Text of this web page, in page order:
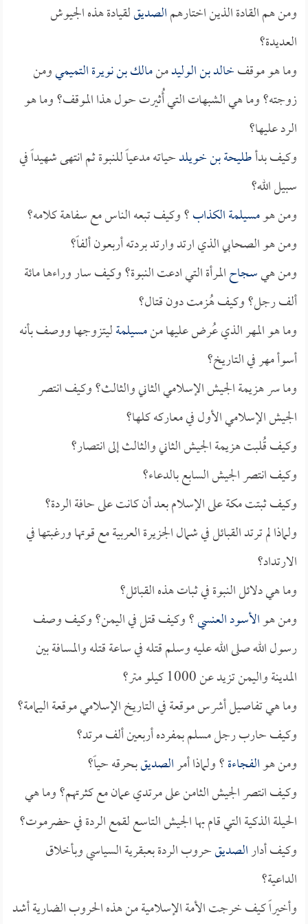
ومن هم القادة الذين اختارهمالصديقلقيادة هذه الجيوش
العديدة؟
وما هو موقفخالد بن الوليدمنمالك بن نويرة التميميومن
زوجته؟ وما هي الشبهات التي أُثيرت حول هذا الموقف؟ وما هو
الرد عليها؟
وكيف بدأطليحة بن خويلدحياته مدعياً للنبوة ثم انتهى شهيداً في
سبيل الله؟
ومن هومسيلمة الكذاب؟ وكيف تبعه الناس مع سفاهة كلامه؟
ومن هو الصحابي الذي ارتد وارتد بردته أربعون ألفاً؟
ومن هيسجاحالمرأة التي ادعت النبوة؟ وكيف سار وراءها مائة
ألف رجل؟ وكيف هُزمت دون قتال؟
وما هو المهر الذي عُرض عليها منمسيلمةليتزوجها ووصف بأنه
أسوأ مهر في التاريخ؟
وما سر هزيمة الجيش الإسلامي الثاني والثالث؟ وكيف انتصر
الجيش الإسلامي الأول في معاركه كلها؟
وكيف قُلبت هزيمة الجيش الثاني والثالث إلى انتصار؟
وكيف انتصر الجيش السابع بالدعاء؟
وكيف ثبتت مكة على الإسلام بعد أن كانت على حافة الردة؟
ولماذا لم ترتد القبائل في شمال الجزيرة العربية مع قوتها ورغبتها في
الارتداد؟
وما هي دلائل النبوة في ثبات هذه القبائل؟
ومن هوالأسود العنسي؟ وكيف قتل في اليمن؟ وكيف وصف
رسول الله صلى الله عليه وسلم قتله في ساعة قتله والمسافة بين
المدينة واليمن تزيد عن 1000 كيلو متر؟
وما هي تفاصيل أشرس موقعة في التاريخ الإسلامي موقعة اليمامة؟
وكيف حارب رجل مسلم بمفرده أربعين ألف مرتد؟
ومن هوالفجاءة؟ ولماذا أمرالصديقبحرقه حياً؟
وكيف انتصر الجيش الثامن على مرتدي عمان مع كثرتهم؟ وما هي
الحيلة الذكية التي قام بها الجيش التاسع لقمع الردة في حضرموت؟
وكيف أدارالصديقحروب الردة بعبقرية السياسي وبأخلاق
الداعية؟
وأخيراً كيف خرجت الأمة الإسلامية من هذه الحروب الضارية أشد